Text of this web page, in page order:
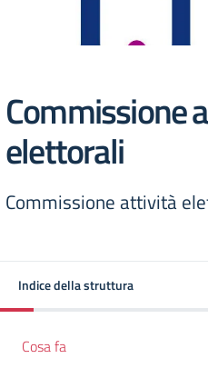
Commissione
elettorali
Commissione attività
Indice della struttura
Cosa fa